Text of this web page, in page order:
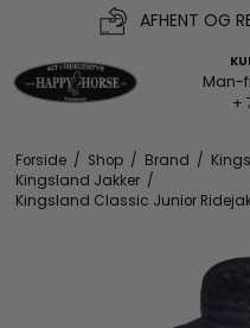
AFHENT OG
Man-
+
Forside / Shop / Brand /
Kingsland Jakker /
Kingsland Classic Junior